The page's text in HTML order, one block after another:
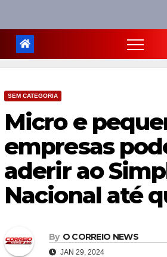
SEM CATEGORIA
Micro e
empresas
aderir ao
Nacional até
By O CORREIO NEWS
JAN 29, 2024